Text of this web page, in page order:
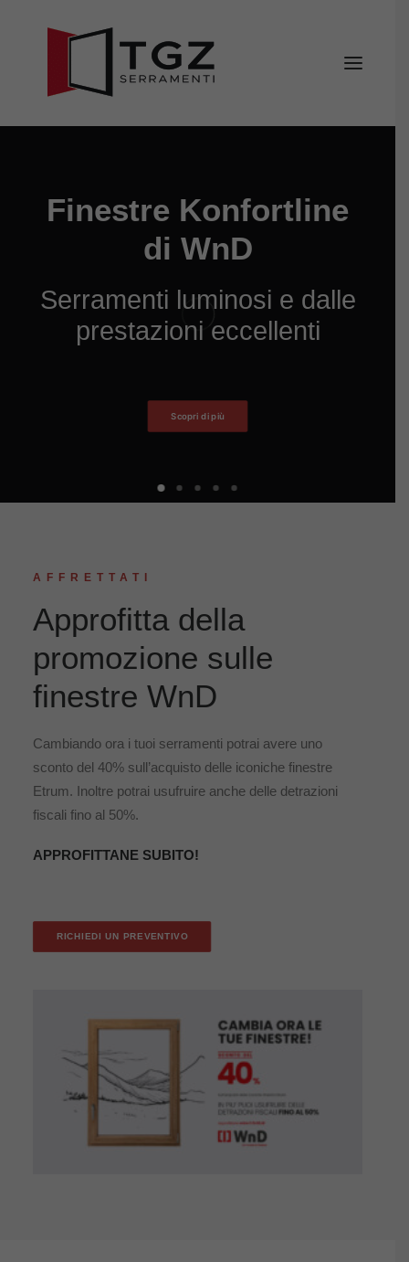
Chi siamo
Configuratore porte d’ingresso
Finanziamento
Finestre Konfortline
di WnD
Serramenti luminosi e dalle
prestazioni eccellenti
Scopri di più
AFFRETTATI
Approfitta della
promozione sulle
finestre WnD
Cambiando ora i tuoi serramenti potrai avere uno
sconto del 40% sull’acquisto delle iconiche finestre
Etrum. Inoltre potrai usufruire anche delle detrazioni
fiscali fino al 50%.
APPROFITTANE SUBITO!
RICHIEDI UN PREVENTIVO